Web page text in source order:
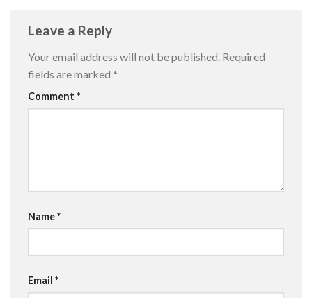
Leave a Reply
Your email address will not be published. Required
fields are marked *
Comment *
Name*
Email *